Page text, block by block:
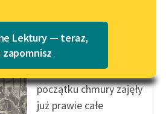
Katalog w formacie PDF
Lektury — teraz,
zapomnisz
Henryk Sienkiewicz
Pan Wołodyjowski
Lecz owe małe z
początku chmury zajęły
już prawie całe